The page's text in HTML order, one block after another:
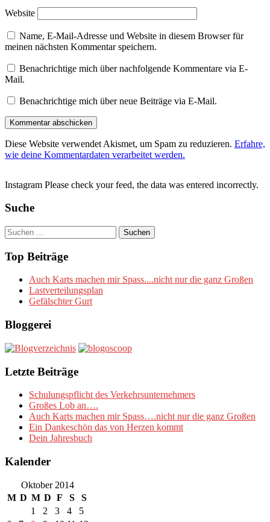
Website
Name, E-Mail-Adresse und Website in diesem Browser für
meinen nächsten Kommentar speichern.
Benachrichtige mich über nachfolgende Kommentare via E-
Mail.
Benachrichtige mich über neue Beiträge via E-Mail.
Diese Website verwendet Akismet, um Spam zu reduzieren. Erfahre,
wie deine Kommentardaten verarbeitet werden.
Instagram Please check your feed, the data was entered incorrectly.
Suche
Suchen
nach:
Top Beiträge
Auch Karts machen mir Spass....nicht nur die ganz Großen
Lastverteilungsplan
Gefälschter Gurt
Bloggerei
Letzte Beiträge
Schulungspflicht des Verkehrsunternehmers
Großes Lob an….
Auch Karts machen mir Spass….nicht nur die ganz Großen
Ein Dankeschön das von Herzen kommt
Dein Jahresbuch
Kalender
Oktober 2014
M D M D F S
S
1
2 3 4
5